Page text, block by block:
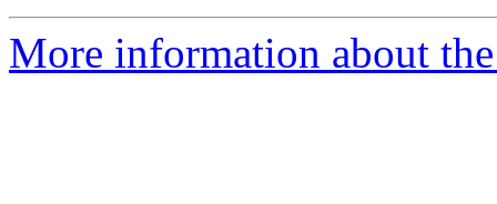
More information about